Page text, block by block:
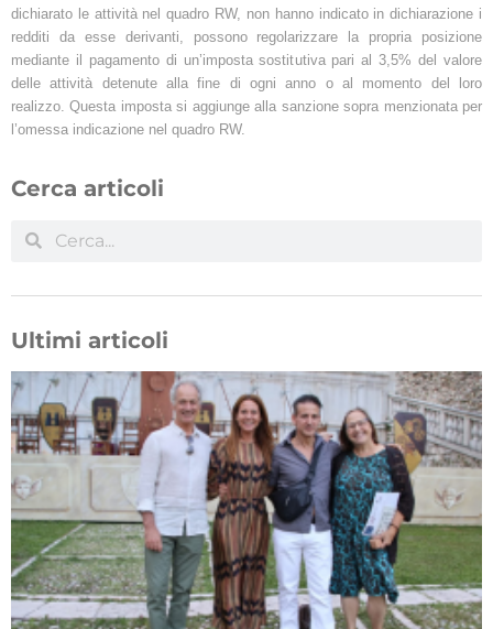
dichiarato le attività nel quadro RW, non hanno indicato in dichiarazione i
redditi da esse derivanti, possono regolarizzare la propria posizione
mediante il pagamento di un’imposta sostitutiva pari al 3,5% del valore
delle attività detenute alla fine di ogni anno o al momento del loro
realizzo. Questa imposta si aggiunge alla sanzione sopra menzionata per
l’omessa indicazione nel quadro RW.
Cerca articoli
Ultimi articoli